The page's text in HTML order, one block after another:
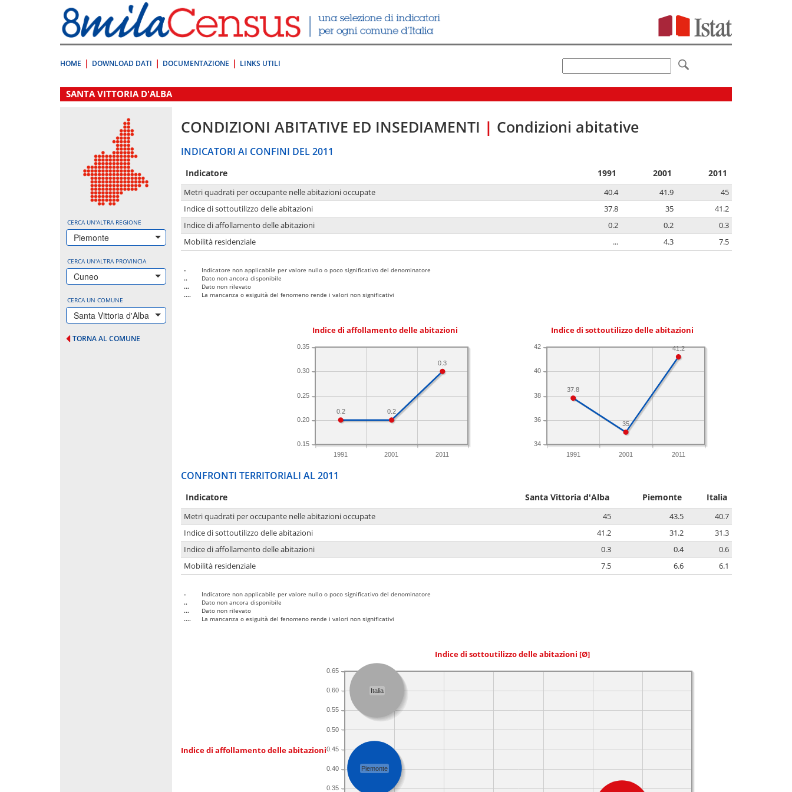
direttamente
a:
Contenuto
HOME DOWNLOAD DATI DOCUMENTAZIONE LINKS UTILI
.
SANTA VITTORIA D'ALBA
CERCA UN'ALTRA REGIONE
Piemonte
CERCA UN'ALTRA PROVINCIA
Cuneo
CERCA UN COMUNE
Santa Vittoria d'Alba
TORNA AL COMUNE
CONDIZIONI ABITATIVE ED INSEDIAMENTI | Condizioni abitative
INDICATORI AI CONFINI DEL 2011
Indicatore 1991 2001 2011
Metri quadrati per occupante nelle abitazioni occupate 40.4 41.9
45
Indice di sottoutilizzo delle abitazioni
37.8 35
41.2
Indice di affollamento delle abitazioni
0.2 0.2
0.3
Mobilità residenziale
... 4.3 7.5
-
Indicatore non applicabile per valore nullo o poco significativo del denominatore
..
Dato non ancora disponibile
...
Dato non rilevato
....
La mancanza o esiguità del fenomeno rende i valori non significativi
Indice di affollamento delle abitazioni
1991 2001 2011
0.15
0.20
0.25
0.30
0.35
0.3
0.2
0.2
Indice di sottoutilizzo delle abitazioni
1991 2001 2011
34
36
38
40
42 41.2
35
37.8
CONFRONTI TERRITORIALI AL 2011
Indicatore Santa Vittoria d'Alba Piemonte Italia
Metri quadrati per occupante nelle abitazioni occupate 45 43.5
40.7
Indice di sottoutilizzo delle abitazioni
41.2 31.2
31.3
Indice di affollamento delle abitazioni
0.3 0.4
0.6
Mobilità residenziale
7.5 6.6 6.1
-
Indicatore non applicabile per valore nullo o poco significativo del denominatore
..
Dato non ancora disponibile
...
Dato non rilevato
....
La mancanza o esiguità del fenomeno rende i valori non significativi
Indice di sottoutilizzo delle abitazioni [Ø]
Indice di affollamento delle abitazioni
0.35
0.40
0.45
0.50
0.55
0.60
0.65
Piemonte
Italia